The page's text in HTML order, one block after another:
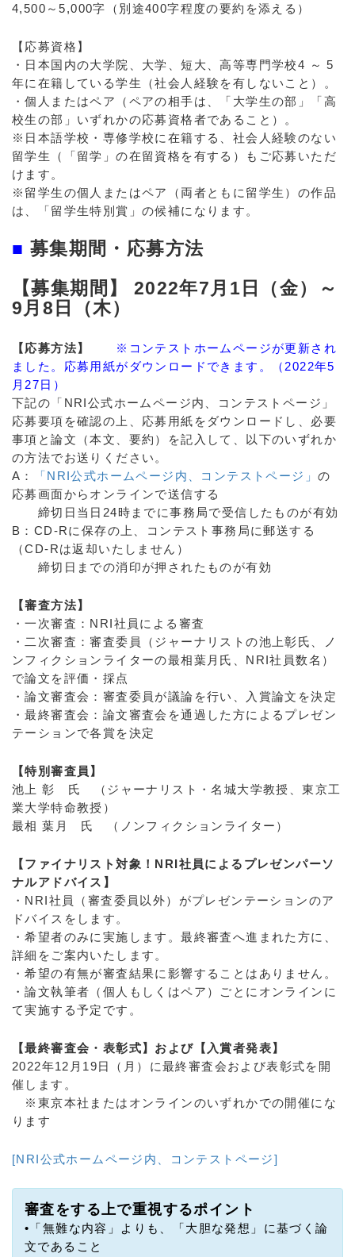
4,500～5,000字（別途400字程度の要約を添える）
【応募資格】
・日本国内の大学院、大学、短大、高等専門学校4 ～ 5
年に在籍している学生（社会人経験を有しないこと）。
・個人またはペア（ペアの相手は、「大学生の部」「高
校生の部」いずれかの応募資格者であること）。
※日本語学校・専修学校に在籍する、社会人経験のない
留学生（「留学」の在留資格を有する）もご応募いただ
けます。
※留学生の個人またはペア（両者ともに留学生）の作品
は、「留学生特別賞」の候補になります。
■ 募集期間・応募方法
【募集期間】 2022年7月1日（金）～
9月8日（木）
【応募方法】
※コンテストホームページが更新され
ました。応募用紙がダウンロードできます。（2022年5
月27日）
下記の「NRI公式ホームページ内、コンテストページ」
応募要項を確認の上、応募用紙をダウンロードし、必要
事項と論文（本文、要約）を記入して、以下のいずれか
の方法でお送りください。
A：
「NRI公式ホームページ内、コンテストページ」の
応募画面からオンラインで送信する
締切日当日24時までに事務局で受信したものが有効
B：CD-Rに保存の上、コンテスト事務局に郵送する
（CD-Rは返却いたしません）
締切日までの消印が押されたものが有効
【審査方法】
・一次審査：NRI社員による審査
・二次審査：審査委員（ジャーナリストの池上彰氏、ノ
ンフィクションライターの最相葉月氏、NRI社員数名）
で論文を評価・採点
・論文審査会：審査委員が議論を行い、入賞論文を決定
・最終審査会：論文審査会を通過した方によるプレゼン
テーションで各賞を決定
【特別審査員】
池上 彰 氏 （ジャーナリスト・名城大学教授、東京工
業大学特命教授）
最相 葉月 氏 （ノンフィクションライター）
【ファイナリスト対象！NRI社員によるプレゼンパーソ
ナルアドバイス】
・NRI社員（審査委員以外）がプレゼンテーションのア
ドバイスをします。
・希望者のみに実施します。最終審査へ進まれた方に、
詳細をご案内いたします。
・希望の有無が審査結果に影響することはありません。
・論文執筆者（個人もしくはペア）ごとにオンラインに
て実施する予定です。
【最終審査会・表彰式】および【入賞者発表】
2022年12月19日（月）に最終審査会および表彰式を開
催します。
※東京本社またはオンラインのいずれかでの開催にな
ります
[NRI公式ホームページ内、コンテストページ]
審査をする上で重視するポイント
•「無難な内容」よりも、「大胆な発想」に基づく論
文であること